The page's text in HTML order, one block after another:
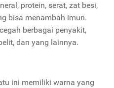
protein, serat, zat besi,
bisa menambah imun.
berbagai penyakit,
dan yang lainnya.
ini memiliki warna yang